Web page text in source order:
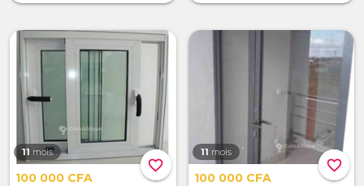
favorite_border
11 mois
100 000 CFA
favorite_border
11 mois
100 000 CFA